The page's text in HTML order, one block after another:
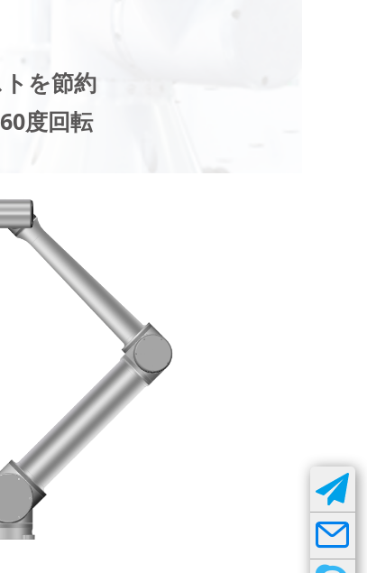
を節約
度回転